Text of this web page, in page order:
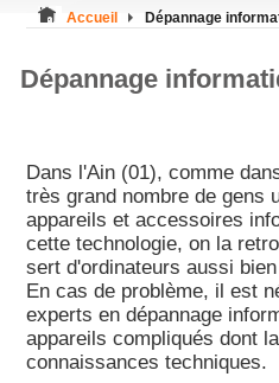
Accueil Dépannage
Dépannage
Dans l'Ain (01), comme
très grand nombre de gens
appareils et accessoires
cette technologie, on la
sert d'ordinateurs aussi
En cas de problème, il est
experts en dépannage
appareils compliqués dont
connaissances techniques.